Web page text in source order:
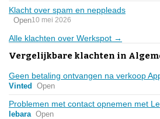
Klacht over spam en neppleads
Open10 mei 2026
Alle klachten over Werkspot →
Vergelijkbare klachten in
Geen betaling ontvangen na verkoop
Vinted Open
Problemen met contact opnemen met
lebara Open